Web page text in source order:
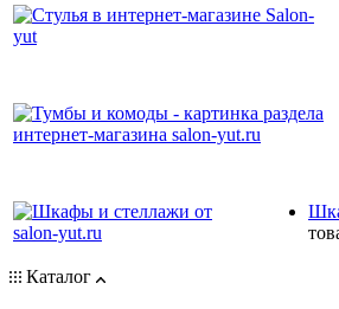
Каталог